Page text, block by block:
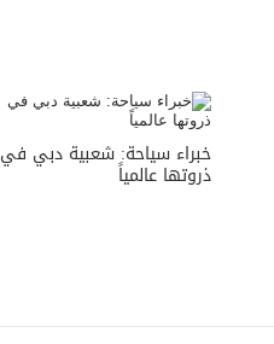
خبراء سياحة: شعبية دبي في
ذروتها عالمياً